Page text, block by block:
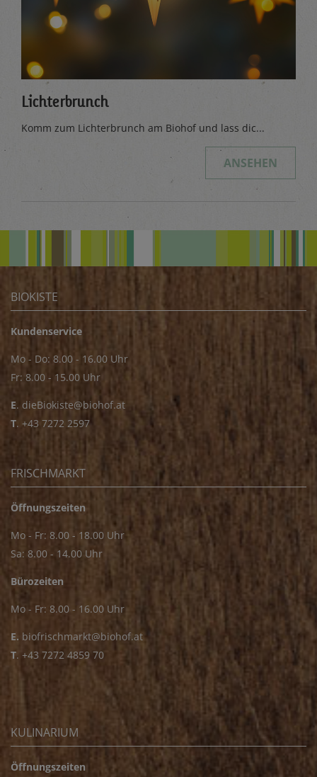
Lichterbrunch
Komm zum Lichterbrunch am Biohof und lass dic...
ANSEHEN
BIOKISTE
Kundenservice
Mo - Do: 8.00 - 16.00 Uhr
Fr: 8.00 - 15.00 Uhr
E. dieBiokiste@biohof.at
T. +43 7272 2597
FRISCHMARKT
Öffnungszeiten
Mo - Fr: 8.00 - 18.00 Uhr
Sa: 8.00 - 14.00 Uhr
Bürozeiten
Mo - Fr: 8.00 - 16.00 Uhr
E. biofrischmarkt@biohof.at
T. +43 7272 4859 70
KULINARIUM
Öffnungszeiten